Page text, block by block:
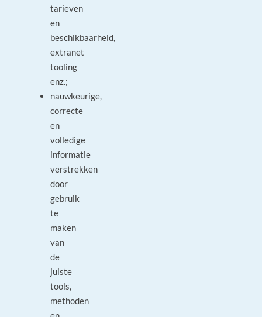
tarieven
en
beschikbaarheid,
extranet
tooling
enz.;
nauwkeurige,
correcte
en
volledige
informatie
verstrekken
door
gebruik
te
maken
van
de
juiste
tools,
methoden